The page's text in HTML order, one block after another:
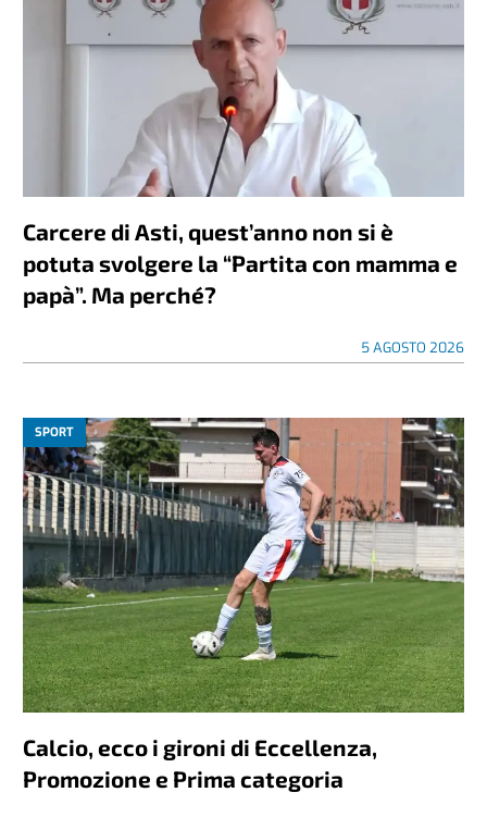
Carcere di Asti, quest’anno non si è
potuta svolgere la “Partita con mamma e
papà”. Ma perché?
5 AGOSTO 2026
SPORT
Calcio, ecco i gironi di Eccellenza,
Promozione e Prima categoria